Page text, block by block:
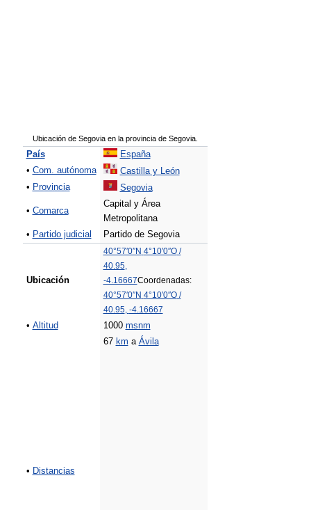
Ubicación de Segovia en la provincia de Segovia.
País
España
• Com. autónoma
Castilla y León
• Provincia Segovia
• Comarca
Capital y Área
Metropolitana
• Partido judicial Partido de Segovia
Ubicación
40°57′0″N 4°10′0″O/
40.95,
-4.16667Coordenadas:
40°57′0″N 4°10′0″O/
40.95, -4.16667
• Altitud 1000 msnm
• Distancias
67 km a Ávila